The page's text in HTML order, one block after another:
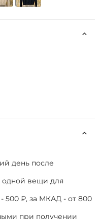
день после
одной вещи для
500 ₽, за МКАД - от 800
при получении